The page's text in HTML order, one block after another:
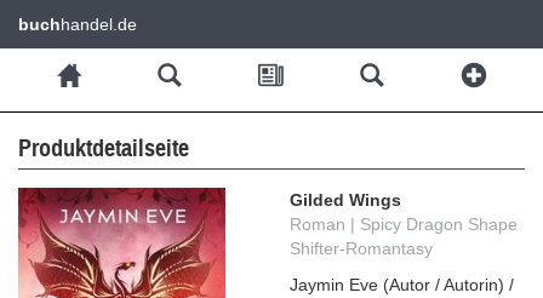
buchhandel.de
Produktdetailseite
Gilded Wings
Roman | Spicy Dragon Shape
Shifter-Romantasy
Jaymin Eve (Autor / Autorin) /